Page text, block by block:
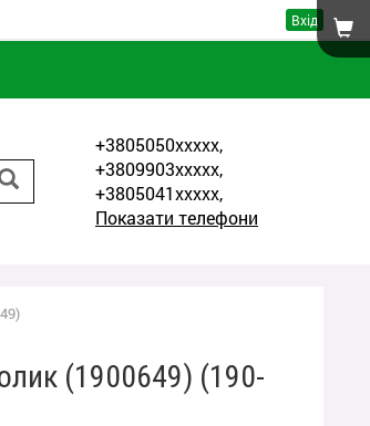
Вхід
+3805050xxxxx,
+3809903xxxxx,
+3805041xxxxx,
Показати телефони
(1900649) (190-